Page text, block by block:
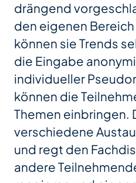
drängend
den eigenen
können sie Trends
die Eingabe
individueller
können die
Themen einbringen.
verschiedene
und regt den
andere